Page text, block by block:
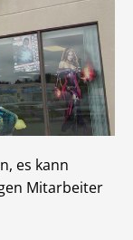
es kann
Mitarbeiter